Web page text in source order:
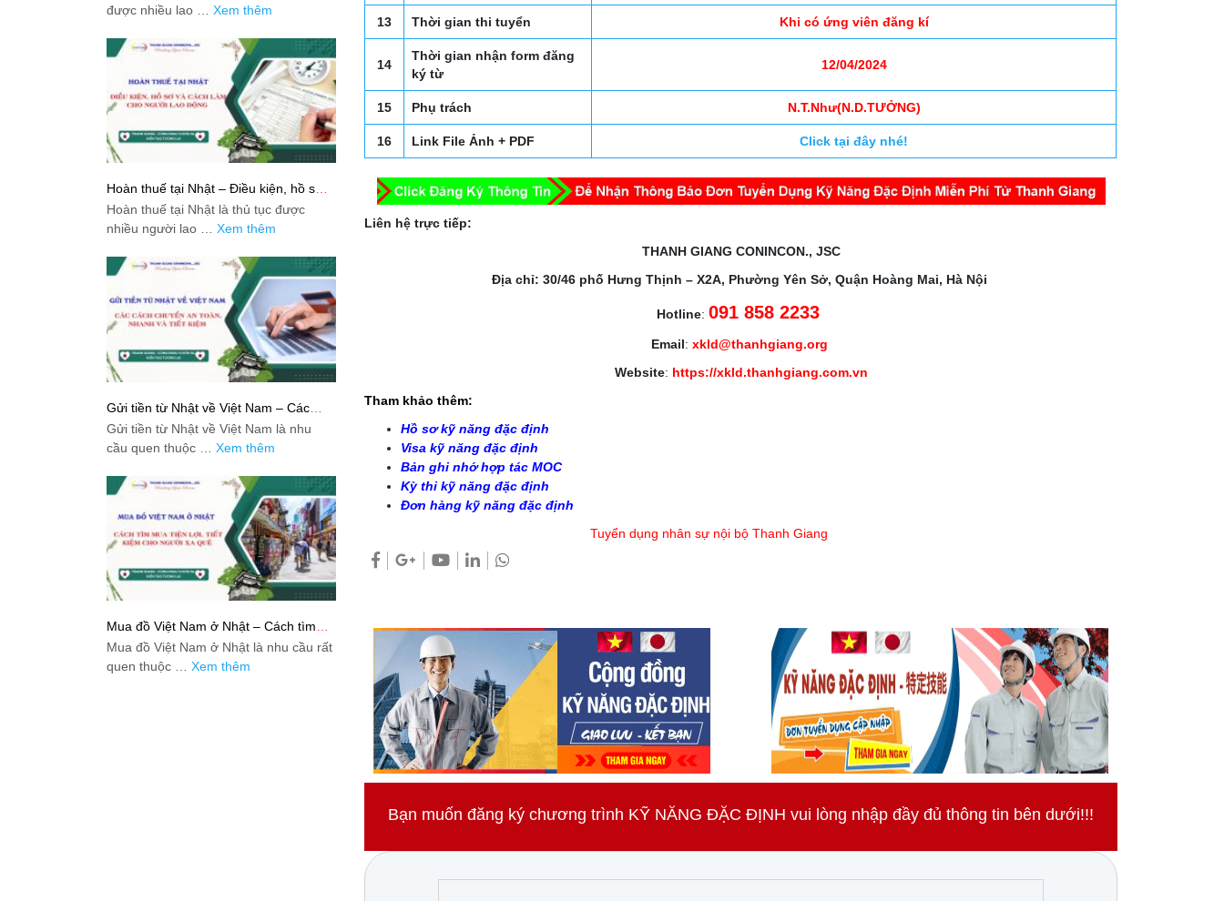
13 Thời gian thi tuyển Khi có ứng viên đăng kí
14
Thời gian nhận form đăng
ký từ
12/04/2024
15 Phụ trách N.T.Như(N.D.TƯỞNG)
16 Link File Ảnh + PDF Click tại đây nhé!
Liên hệ trực tiếp:
THANH GIANG CONINCON., JSC
Địa chỉ: 30/46 phố Hưng Thịnh – X2A, Phường Yên Sở, Quận Hoàng Mai, Hà Nội
Hotline:091 858 2233
Email: xkld@thanhgiang.org
Website: https://xkld.thanhgiang.com.vn
Tham khảo thêm:
Hồ sơ kỹ năng đặc định
Visa kỹ năng đặc định
Bản ghi nhớ hợp tác MOC
Kỳ thi kỹ năng đặc định
Đơn hàng kỹ năng đặc định
Tuyển dụng nhân sự nội bộ Thanh Giang
Bạn muốn đăng ký chương trình KỸ NĂNG ĐẶC ĐỊNH vui lòng nhập đầy đủ thông tin bên dưới!!!
được nhiều lao … Xem thêm
Hoàn thuế tại Nhật – Điều kiện, hồ sơ
và cách làm cho người lao động
Hoàn thuế tại Nhật là thủ tục được
nhiều người lao … Xem thêm
Gửi tiền từ Nhật về Việt Nam – Các
cách chuyển an toàn, nhanh và tiết
kiệm
Gửi tiền từ Nhật về Việt Nam là nhu
cầu quen thuộc … Xem thêm
Mua đồ Việt Nam ở Nhật – Cách tìm
mua tiện lợi, tiết kiệm cho người xa quê
Mua đồ Việt Nam ở Nhật là nhu cầu rất
quen thuộc … Xem thêm